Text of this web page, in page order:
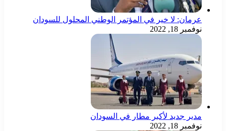
عرمان: لا خير في المؤتمر الوطني المحلول للسودان
نوفمبر 18, 2022
مدير جديد لأكبر مطار في السودان
نوفمبر 18, 2022